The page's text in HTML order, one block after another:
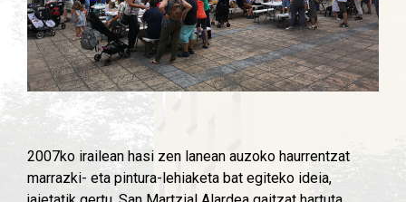
2007ko irailean hasi zen lanean auzoko haurrentzat
marrazki- eta pintura-lehiaketa bat egiteko ideia,